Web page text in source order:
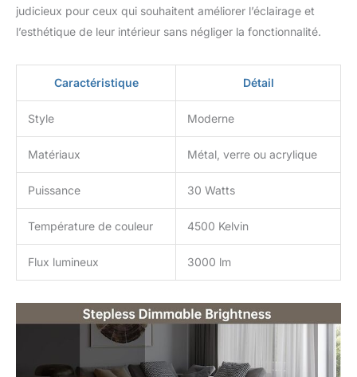
chambre est livré avec une
télécommande
multifonctionnelle, 10m de
du canapé ou du lit chaud,
télécommande lampe led
sur piedpeut être contrôlé.
Idéal pour les personnes
âgées, les personnes à
mobilité réduite ou
occasionnellement ne
veulent pas se déplacer
plus, une télécommande
est vraiment pratique. La
conçue pour un rangement
facile. Meilleur choix
réfléchi: La base en métal
lestée rend le lampadaire
judicieux pour ceux qui souhaitent améliorer l’éclairage et
l’esthétique de leur intérieur sans négliger la fonctionnalité.
Caractéristique Détail
Style Moderne
Matériaux Métal, verre ou acrylique
Puissance 30 Watts
Température de couleur 4500 Kelvin
Flux lumineux 3000 lm